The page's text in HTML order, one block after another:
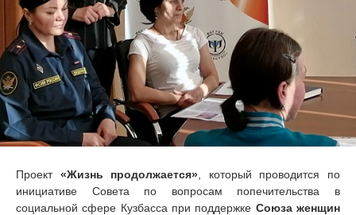
Проект «Жизнь продолжается» , который проводится по
инициативе Совета по вопросам попечительства в
социальной сфере Кузбасса при поддержке Союза женщин